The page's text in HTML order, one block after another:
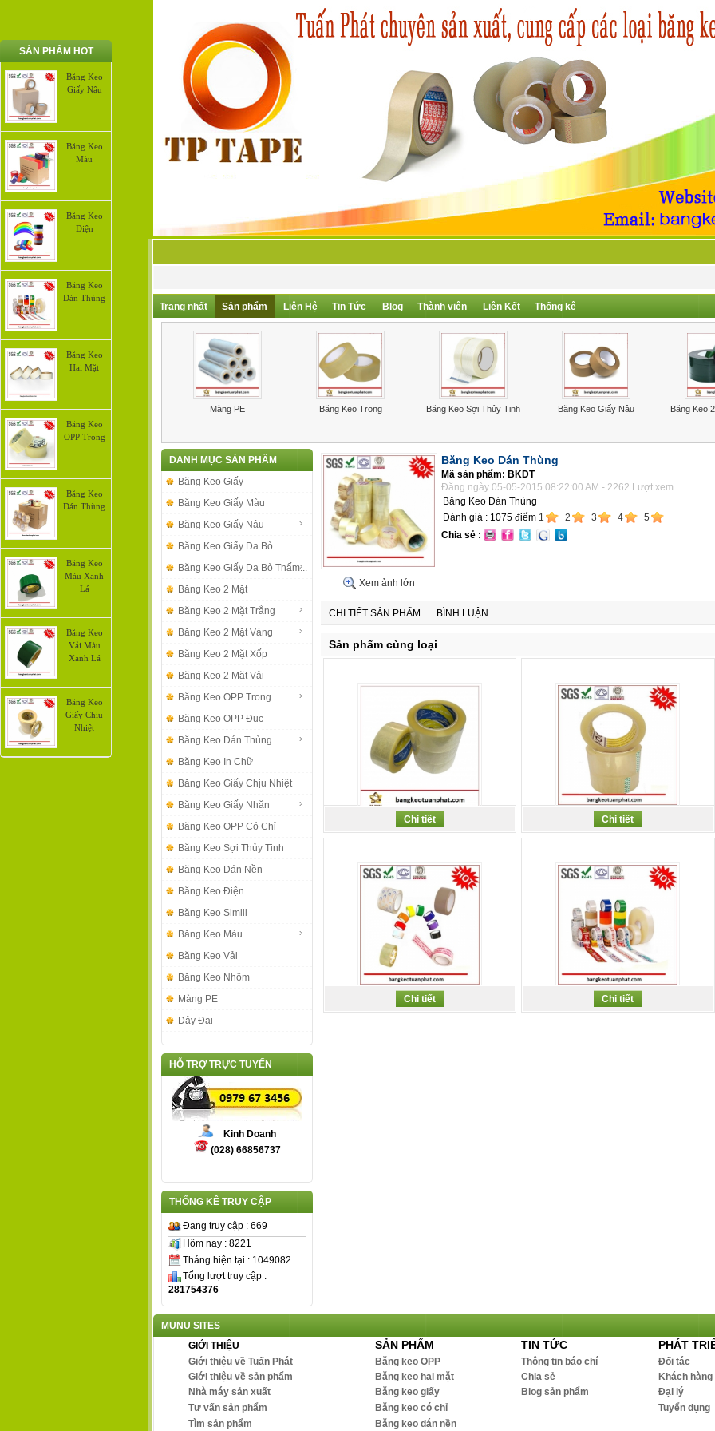
SẢN PHẨM HOT
Băng Keo
Giấy Nâu
Băng Keo
Màu
Băng Keo
Điện
Băng Keo
Dán Thùng
Băng Keo
Hai Mặt
Băng Keo
OPP Trong
Băng Keo
Dán Thùng
Băng Keo
Màu Xanh
Lá
Băng Keo
Vải Màu
Xanh Lá
Băng Keo
Giấy Chịu
Nhiệt
Trang nhất Sản phẩm Liên Hệ Tin Tức Blog Thành viên Liên Kết Thống kê
Băng Keo Giấy Trắng Màng PE Băng Keo Trong Băng Keo Sợi Thủy Tinh Băng Keo Giấy Nâu Băng Keo
DANH MỤC SẢN PHẨM
Băng Keo Giấy
Băng Keo Giấy Màu
Băng Keo Giấy Nâu
Băng Keo Giấy Da Bò
Băng Keo Giấy Da Bò Thấm...
Băng Keo 2 Mặt
Băng Keo 2 Mặt Trắng
Băng Keo 2 Mặt Vàng
Băng Keo 2 Mặt Xốp
Băng Keo 2 Mặt Vải
Băng Keo OPP Trong
Băng Keo OPP Đục
Băng Keo Dán Thùng
Băng Keo In Chữ
Băng Keo Giấy Chịu Nhiệt
Băng Keo Giấy Nhăn
Băng Keo OPP Có Chỉ
Băng Keo Sợi Thủy Tinh
Băng Keo Dán Nền
Băng Keo Điện
Băng Keo Simili
Băng Keo Màu
Băng Keo Vải
Băng Keo Nhôm
Màng PE
Dây Đai
HỖ TRỢ TRỰC TUYẾN
Kinh Doanh
(028) 66856737
THỐNG KÊ TRUY CẬP
Đang truy cập : 669
Hôm nay : 8221
Tháng hiện tại : 1049082
Tổng lượt truy cập :
281754376
Xem ảnh lớn
Băng Keo Dán Thùng
Mã sản phẩm: BKDT
Đăng ngày 05-05-2015 08:22:00 AM - 2262 Lượt xem
Băng Keo Dán Thùng
Đánh giá : 1075 điểm 1 2 3 4
5
Chia sẻ :
CHI TIẾT SẢN PHẨM BÌNH LUẬN
Sản phẩm cùng loại
Băng Keo Trong Dán Thùng...
Chi tiết Băng Keo Dán Thùng
Chi tiết
Băng Keo Dán Thùng
Chi tiết Băng Keo Dán Thùng
Chi tiết
MUNU SITES
GIỚI THIỆU
SẢN PHẨM TIN TỨC PHÁT
Giới thiệu về Tuấn Phát Băng keo OPP Thông tin báo chí Đối tác
Giới thiệu về sản phẩm
Băng keo hai mặt Chia sẻ Khách hàng
Nhà máy sản xuất
Băng keo giấy Blog sản phẩm Đại lý
Tư vấn sản phẩm
Băng keo có chỉ Tuyển dụng
Tìm sản phẩm
Băng keo dán nền